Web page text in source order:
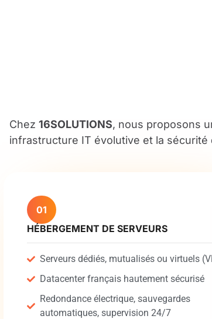
Chez 16SOLUTIONS, nous proposons
infrastructure IT évolutive et la
01
HÉBERGEMENT DE SERVEURS
Serveurs dédiés, mutualisés ou virtuels
Datacenter français hautement sécurisé
Redondance électrique, sauvegardes
automatiques, supervision 24/7